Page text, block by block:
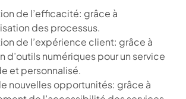
de l’efficacité: grâce à
des processus.
de l’expérience client: grâce à
d’outils numériques pour un service
et personnalisé.
nouvelles opportunités: grâce à